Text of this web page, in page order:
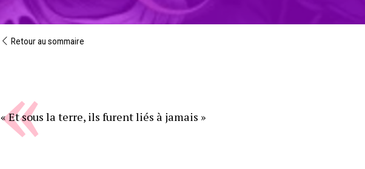
Retour au sommaire
« Et sous la terre, ils furent liés à jamais »